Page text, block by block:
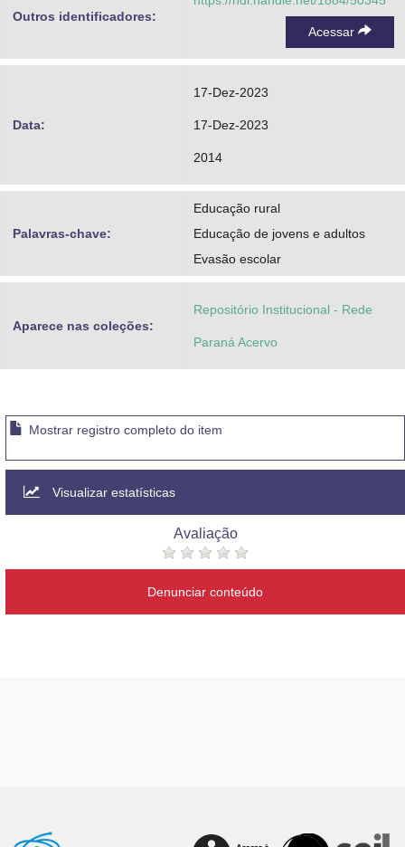
Outros identificadores:
Acessar
Data:
17-Dez-2023
17-Dez-2023
2014
Palavras-chave:
Educação rural
Educação de jovens e adultos
Evasão escolar
Aparece nas coleções:
Repositório Institucional - Rede
Paraná Acervo
Mostrar registro completo do item
Visualizar estatísticas
Avaliação
Denunciar conteúdo